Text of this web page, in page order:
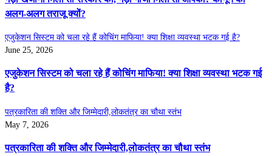
अलग-अलग तराजू क्यों?
एजुकेशन सिस्टम को चला रहे हैं कोचिंग माफिया! क्या शिक्षा व्यवस्था भटक गई है?
June 25, 2026
एजुकेशन सिस्टम को चला रहे हैं कोचिंग माफिया! क्या शिक्षा व्यवस्था भटक गई
है?
पत्रकारिता की शक्ति और जिम्मेदारी,लोकतंत्र का चौथा स्तंभ
May 7, 2026
पत्रकारिता की शक्ति और जिम्मेदारी,लोकतंत्र का चौथा स्तंभ